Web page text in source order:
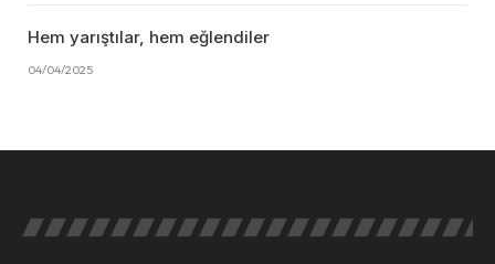
Hem yarıştılar, hem eğlendiler
04/04/2025